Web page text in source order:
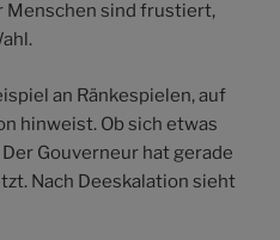
Menschen sind frustiert,
an Ränkespielen, auf
hinweist. Ob sich etwas
Gouverneur hat gerade
Nach Deeskalation sieht